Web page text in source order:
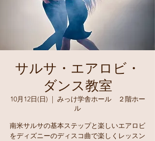
サルサ・エアロビ・
ダンス教室
10月12日(日)
  |
みっけ学舎ホール ２階ホー
ル
南米サルサの基本ステップと楽しいエアロビ
をディズニーのディスコ曲で楽しくレッスン